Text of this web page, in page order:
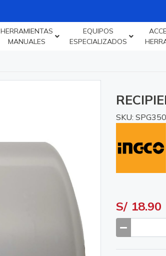
HERRAMIENTAS
MANUALES
EQUIPOS
ESPECIALIZADOS
SKU:
S/ 18.90